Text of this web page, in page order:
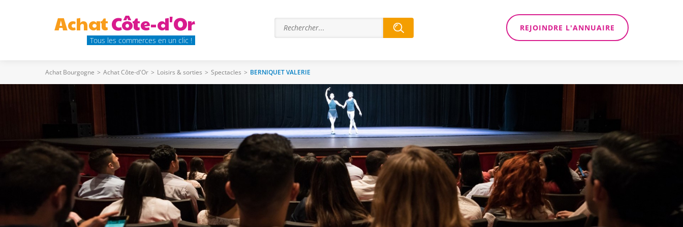
AchatCôte-d'Or
Tous les commerces en un clic !
REJOINDRE L'ANNUAIRE
Achat Bourgogne > Achat Côte-d'Or > Loisirs & sorties > Spectacles > BERNIQUET VALERIE